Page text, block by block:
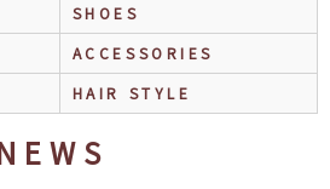
SHOES
ACCESSORIES
HAIR STYLE